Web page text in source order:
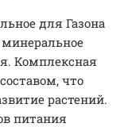
для Газона
Комплексная
что
растений.
питания